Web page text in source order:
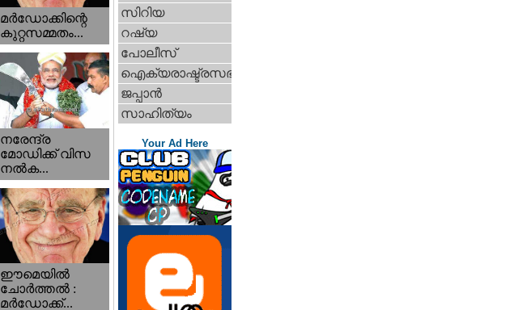
മർഡോക്കിന്റെ
കുറ്റസമ്മതം...
നരേന്ദ്ര
മോഡിക്ക് വിസ
നൽക...
ഈമെയിൽ
ചോർത്തൽ :
മർഡോക്ക്...
സിറിയ
റഷ്യ
പോലീസ്
ഐക്യരാഷ്ട്രസഭ
ജപ്പാന്‍
സാഹിത്യം
Your Ad Here